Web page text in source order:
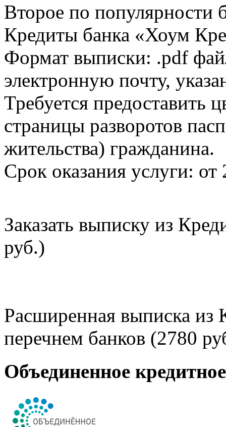
Второе по популярности
Кредиты банка «Хоум
Формат выписки: .pdf
электронную почту,
Требуется предоставить
страницы разворотов
жительства) гражданина.
Срок оказания услуги: от
Заказать выписку из
руб.)
Расширенная выписка из
перечнем банков (2780
Объединенное